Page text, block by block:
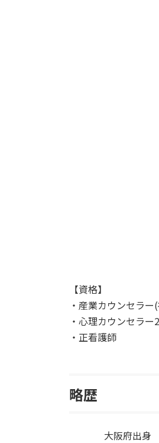
【資格】
・産業カウンセラ
・心理カウンセラー
・正看護師
略歴
大阪府出身